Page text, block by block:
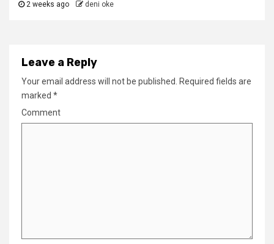
2 weeks ago deni oke
Leave a Reply
Your email address will not be published.
Required fields are
marked *
Comment